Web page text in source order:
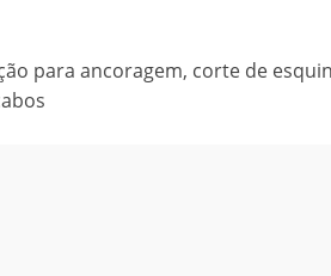
para ancoragem, corte de